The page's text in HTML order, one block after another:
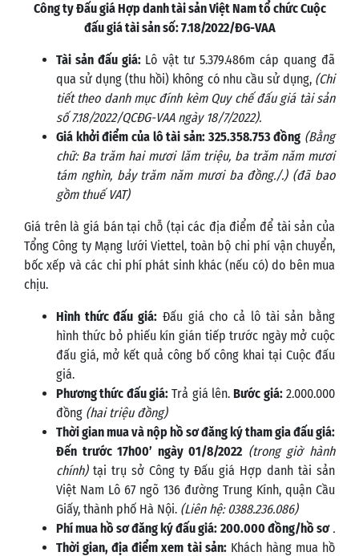
Công ty Đấu giá Hợp danh tài sản Việt Nam tổ chức Cuộc
đấu giá tài sảnsố: 7.18/2022/ĐG-VAA
Tài sản đấu giá: Lô vật tư 5.379.486m cáp quang đã
qua sử dụng (thu hồi) không có nhu cầu sử dụng, (Chi
tiết theo danh mục đính kèm Quy chế đấu giá tài sản
số 7.18/2022/QCĐG-VAA ngày 18/7/2022).
Giá khởi điểm của lô tài sản: 325.358.753đồng (Bằng
chữ: Ba trăm hai mươi lăm triệu, ba trăm năm mươi
tám nghìn, bảy trăm năm mươi ba đồng./.) (đã bao
gồm thuế VAT)
Giá trên là giá bán tại chỗ (tại các địa điểm để tài sản của
Tổng Công ty Mạng lưới Viettel, toàn bộ chi phí vận chuyển,
bốc xếp và các chi phí phát sinh khác (nếu có) do bên mua
chịu.
Hình thức đấu giá: Đấu giá cho cả lô tài sản bằng
hình thức bỏ phiếu kín gián tiếp trước ngày mở cuộc
đấu giá, mở kết quả công bố công khai tại Cuộc đấu
giá.
Phương thức đấu giá: Trả giá lên.Bước giá:2.000.000
đồng (hai triệu đồng)
Thời gian mua và nộp hồ sơ đăng ký tham gia đấu giá:
Đến trước 17h00’ ngày 01/8/2022 (trong giờ hành
chính) tại trụ sở Công ty Đấu giá Hợp danh tài sản
Việt Nam Lô 67 ngõ 136 đường Trung Kính, quận Cầu
Giấy, thành phố Hà Nội. (Liên hệ: 0388.236.086)
Phí mua hồ sơ đăng ký đấu giá: 200.000 đồng/hồ sơ .
Thời gian, địa điểm xem tài sản:Khách hàng mua hồ